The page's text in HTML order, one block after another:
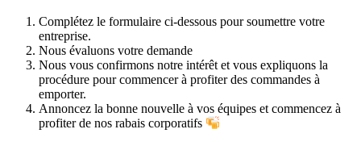
Complétez le formulaire ci-dessous pour soumettre votre
entreprise.
Nous évaluons votre demande
Nous vous confirmons notre intérêt et vous expliquons la
procédure pour commencer à profiter des commandes à
emporter.
Annoncez la bonne nouvelle à vos équipes et commencez à
profiter de nos rabais corporatifs